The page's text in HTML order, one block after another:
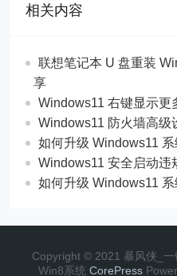
相关内容
联想笔记本 U 盘重装
享
Windows11 右键显示更
Windows11 防火墙高级
如何升级 Windows11 系
Windows11 安全启动违
如何升级 Windows11 系
Copyright © 2021 暴风侠_
_Win8系统 CorePress